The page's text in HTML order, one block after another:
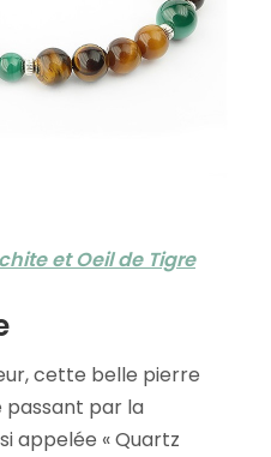
et Oeil de Tigre
cette belle pierre
passant par la
appelée « Quartz